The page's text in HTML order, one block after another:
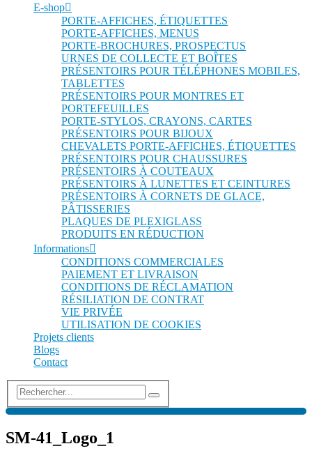
E-shop
PORTE-AFFICHES, ÉTIQUETTES
PORTE-AFFICHES, MENUS
PORTE-BROCHURES, PROSPECTUS
URNES DE COLLECTE ET BOÎTES
PRÉSENTOIRS POUR TÉLÉPHONES MOBILES,
TABLETTES
PRÉSENTOIRS POUR MONTRES ET
PORTEFEUILLES
PORTE-STYLOS, CRAYONS, CARTES
PRÉSENTOIRS POUR BIJOUX
CHEVALETS PORTE-AFFICHES, ÉTIQUETTES
PRÉSENTOIRS POUR CHAUSSURES
PRÉSENTOIRS À COUTEAUX
PRÉSENTOIRS À LUNETTES ET CEINTURES
PRÉSENTOIRS À CORNETS DE GLACE,
PÂTISSERIES
PLAQUES DE PLEXIGLASS
PRODUITS EN RÉDUCTION
Informations
CONDITIONS COMMERCIALES
PAIEMENT ET LIVRAISON
CONDITIONS DE RÉCLAMATION
RÉSILIATION DE CONTRAT
VIE PRIVÉE
UTILISATION DE COOKIES
Projets clients
Blogs
Contact
SM-41_Logo_1